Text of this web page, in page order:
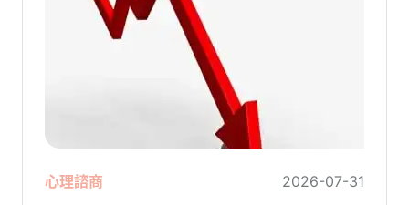
心理諮商 2026-07-31